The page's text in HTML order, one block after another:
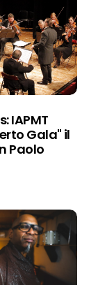
IAPMT
Gala" il
Paolo